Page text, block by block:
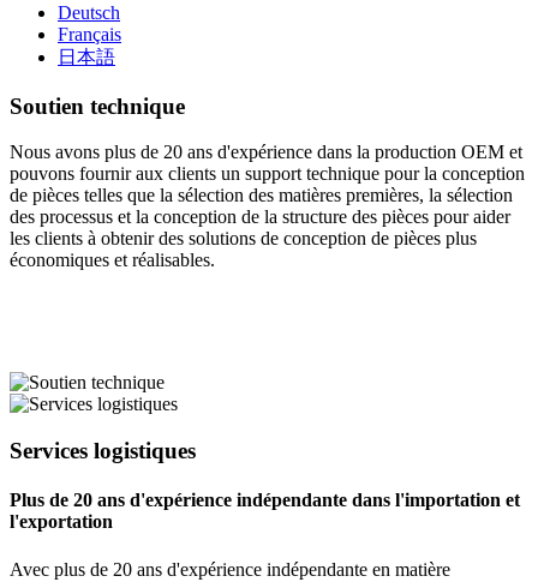
Deutsch
Français
日本語
Soutien technique
Nous avons plus de 20 ans d'expérience dans la production OEM et
pouvons fournir aux clients un support technique pour la conception
de pièces telles que la sélection des matières premières, la sélection
des processus et la conception de la structure des pièces pour aider
les clients à obtenir des solutions de conception de pièces plus
économiques et réalisables.
Services logistiques
Plus de 20 ans d'expérience indépendante dans l'importation et
l'exportation
Avec plus de 20 ans d'expérience indépendante en matière